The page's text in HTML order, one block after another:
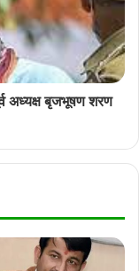
अध्यक्ष बृजभूषण शरण